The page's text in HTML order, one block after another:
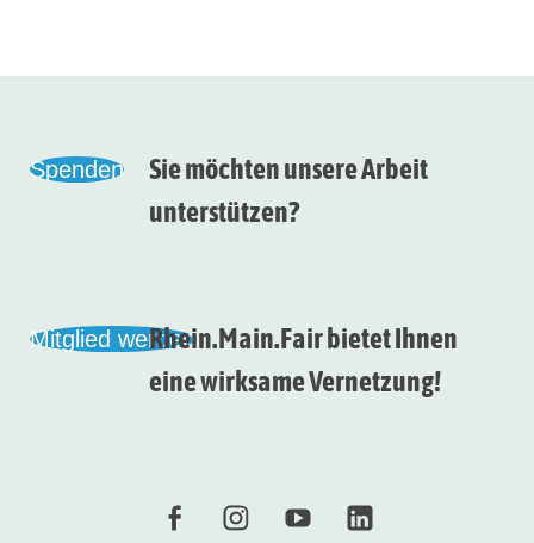
Spenden
Sie möchten unsere Arbeit
unterstützen?
Mitglied werdenRhein.Main.Fair bietet Ihnen
eine wirksame Vernetzung!